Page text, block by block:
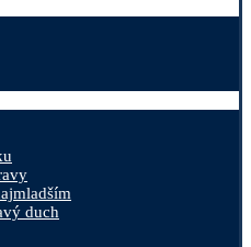
duch